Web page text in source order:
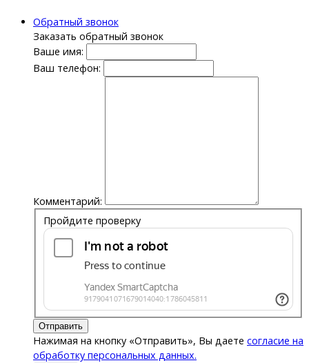
Обратный звонок
Заказать обратный звонок
Ваше имя:
Ваш телефон:
Комментарий:
Пройдите проверку
Отправить
Нажимая на кнопку «Отправить», Вы даете согласие на
обработку персональных данных.